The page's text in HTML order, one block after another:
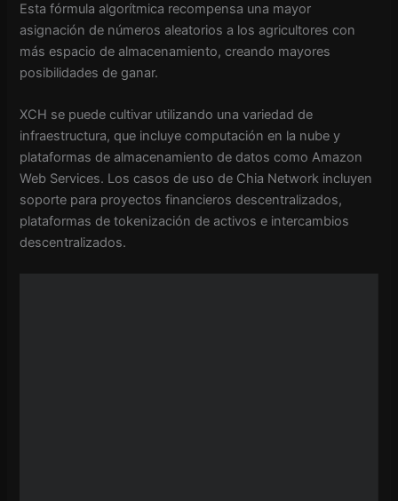
Esta fórmula algorítmica recompensa una mayor
asignación de números aleatorios a los agricultores con
más espacio de almacenamiento, creando mayores
posibilidades de ganar.
XCH se puede cultivar utilizando una variedad de
infraestructura, que incluye computación en la nube y
plataformas de almacenamiento de datos como Amazon
Web Services. Los casos de uso de Chia Network incluyen
soporte para proyectos financieros descentralizados,
plataformas de tokenización de activos e intercambios
descentralizados.